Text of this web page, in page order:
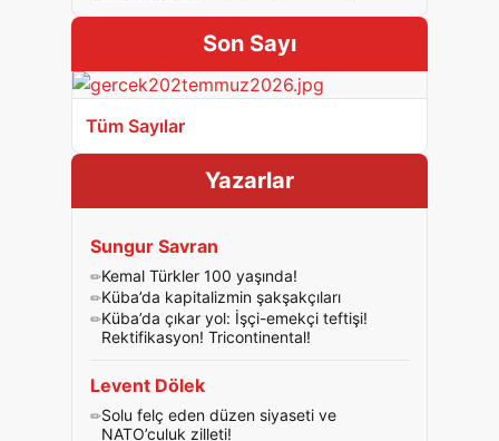
Son Sayı
Tüm Sayılar
Yazarlar
Sungur Savran
Kemal Türkler 100 yaşında!
Küba’da kapitalizmin şakşakçıları
Küba’da çıkar yol: İşçi-emekçi teftişi!
Rektifikasyon! Tricontinental!
Levent Dölek
Solu felç eden düzen siyaseti ve
NATO’culuk zilleti!